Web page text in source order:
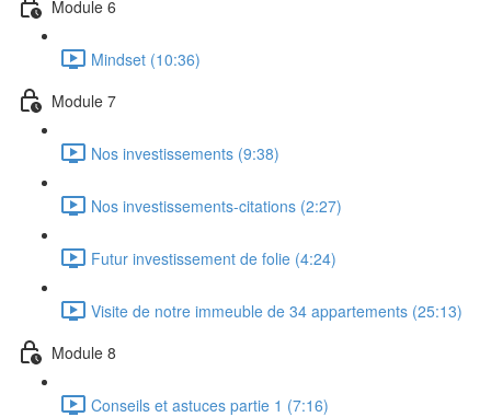
Module 6
Mindset (10:36)
Module 7
Nos investissements (9:38)
Nos investissements-citations (2:27)
Futur investissement de folie (4:24)
Visite de notre immeuble de 34 appartements (25:13)
Module 8
Conseils et astuces partie 1 (7:16)